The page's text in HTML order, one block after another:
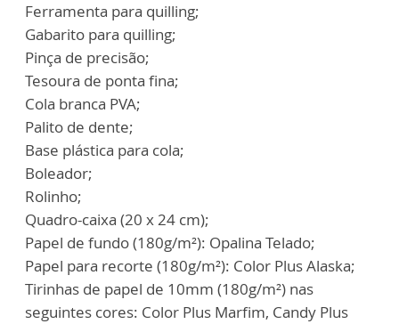
Ferramenta para quilling;
Gabarito para quilling;
Pinça de precisão;
Tesoura de ponta fina;
Cola branca PVA;
Palito de dente;
Base plástica para cola;
Boleador;
Rolinho;
Quadro-caixa (20 x 24 cm);
Papel de fundo (180g/m²): Opalina Telado;
Papel para recorte (180g/m²): Color Plus Alaska;
Tirinhas de papel de 10mm (180g/m²) nas
seguintes cores: Color Plus Marfim, Candy Plus